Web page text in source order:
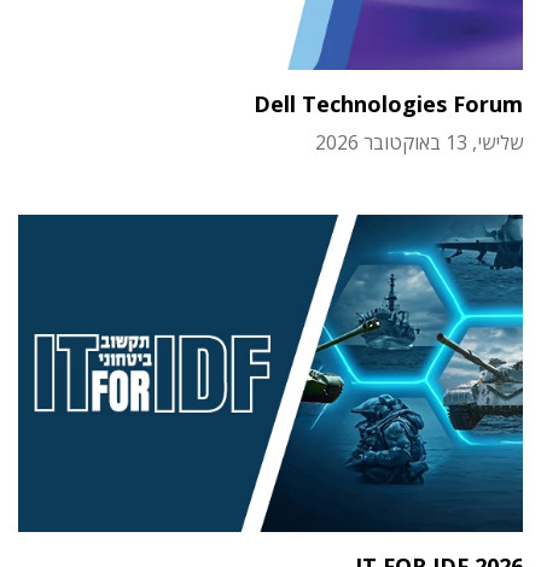
Dell Technologies Forum
שלישי, 13 באוקטובר 2026